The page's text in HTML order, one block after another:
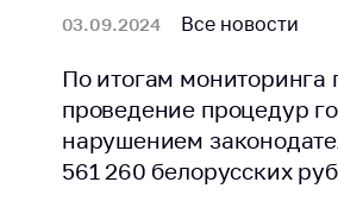
03.09.2024 Все новости
По итогам мониторинга
проведение процедур
нарушением
561 260 белорусских